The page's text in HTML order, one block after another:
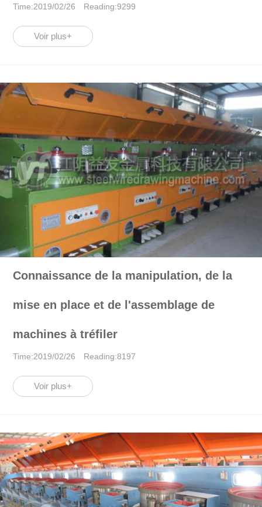
Time:2019/02/26 Reading:9299
Voir plus+
Connaissance de la manipulation, de la
mise en place et de l'assemblage de
machines à tréfiler
Time:2019/02/26 Reading:8197
Voir plus+